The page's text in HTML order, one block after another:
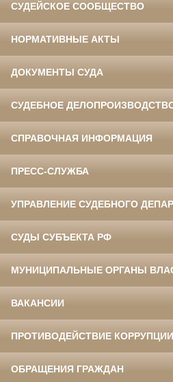
СУДЕЙСКОЕ СООБЩЕСТВО
НОРМАТИВНЫЕ АКТЫ
ДОКУМЕНТЫ СУДА
СУДЕБНОЕ
СПРАВОЧНАЯ ИНФОРМАЦИЯ
ПРЕСС-СЛУЖБА
УПРАВЛЕНИЕ СУДЕБНОГО
СУДЫ СУБЪЕКТА РФ
МУНИЦИПАЛЬНЫЕ ОРГАНЫ
ВАКАНСИИ
ПРОТИВОДЕЙСТВИЕ КОРРУПЦИИ
ОБРАЩЕНИЯ ГРАЖДАН